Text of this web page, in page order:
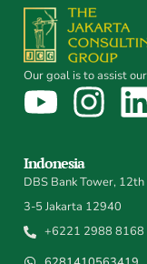
Our goal is to assist
Indonesia
DBS Bank Tower,
3-5 Jakarta 12940
+6221 2988 8168